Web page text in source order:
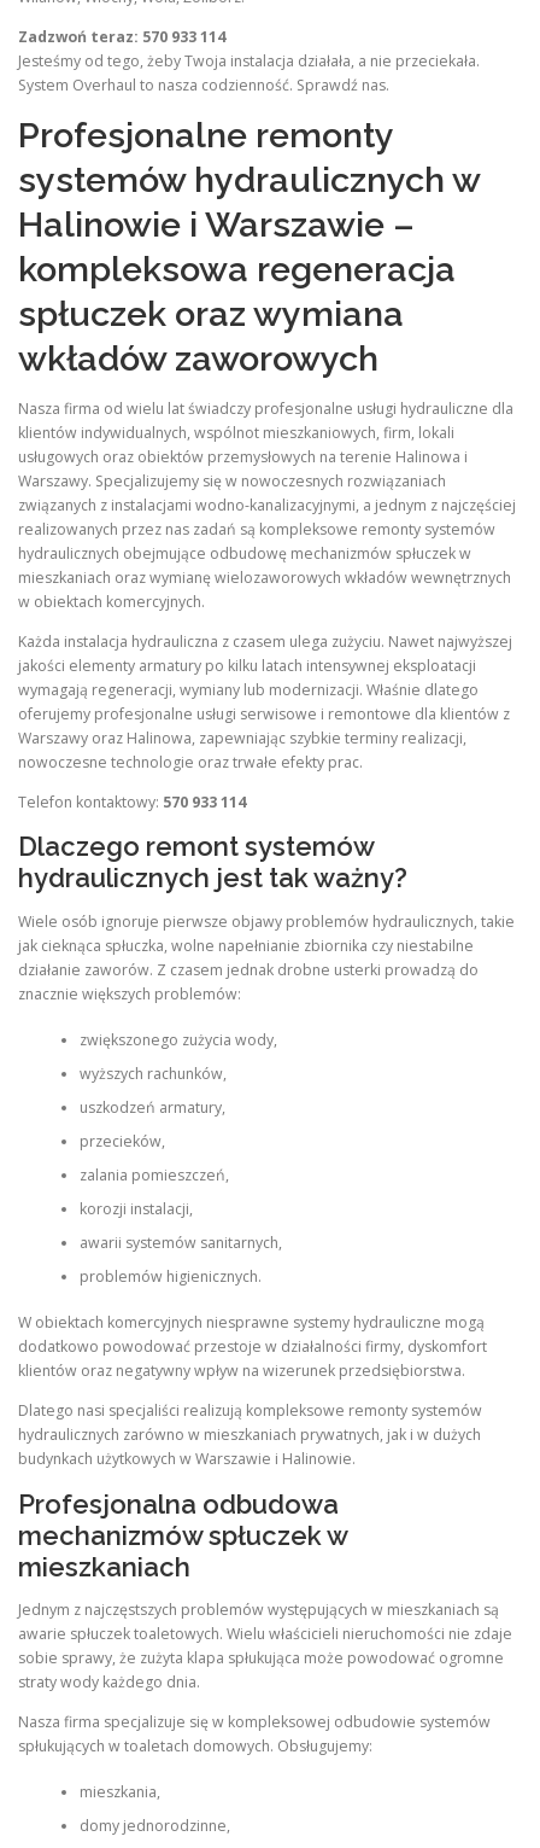
Zadzwoń teraz: 570 933 114
Jesteśmy od tego, żeby Twoja instalacja działała, a nie przeciekała.
System Overhaul to nasza codzienność. Sprawdź nas.
Profesjonalne remonty
systemów hydraulicznych w
Halinowie i Warszawie –
kompleksowa regeneracja
spłuczek oraz wymiana
wkładów zaworowych
Nasza firma od wielu lat świadczy profesjonalne usługi hydrauliczne dla
klientów indywidualnych, wspólnot mieszkaniowych, firm, lokali
usługowych oraz obiektów przemysłowych na terenie Halinowa i
Warszawy. Specjalizujemy się w nowoczesnych rozwiązaniach
związanych z instalacjami wodno-kanalizacyjnymi, a jednym z najczęściej
realizowanych przez nas zadań są kompleksowe remonty systemów
hydraulicznych obejmujące odbudowę mechanizmów spłuczek w
mieszkaniach oraz wymianę wielozaworowych wkładów wewnętrznych
w obiektach komercyjnych.
Każda instalacja hydrauliczna z czasem ulega zużyciu. Nawet najwyższej
jakości elementy armatury po kilku latach intensywnej eksploatacji
wymagają regeneracji, wymiany lub modernizacji. Właśnie dlatego
oferujemy profesjonalne usługi serwisowe i remontowe dla klientów z
Warszawy oraz Halinowa, zapewniając szybkie terminy realizacji,
nowoczesne technologie oraz trwałe efekty prac.
Telefon kontaktowy: 570 933 114
Dlaczego remont systemów
hydraulicznych jest tak ważny?
Wiele osób ignoruje pierwsze objawy problemów hydraulicznych, takie
jak cieknąca spłuczka, wolne napełnianie zbiornika czy niestabilne
działanie zaworów. Z czasem jednak drobne usterki prowadzą do
znacznie większych problemów:
zwiększonego zużycia wody,
wyższych rachunków,
uszkodzeń armatury,
przecieków,
zalania pomieszczeń,
korozji instalacji,
awarii systemów sanitarnych,
problemów higienicznych.
W obiektach komercyjnych niesprawne systemy hydrauliczne mogą
dodatkowo powodować przestoje w działalności firmy, dyskomfort
klientów oraz negatywny wpływ na wizerunek przedsiębiorstwa.
Dlatego nasi specjaliści realizują kompleksowe remonty systemów
hydraulicznych zarówno w mieszkaniach prywatnych, jak i w dużych
budynkach użytkowych w Warszawie i Halinowie.
Profesjonalna odbudowa
mechanizmów spłuczek w
mieszkaniach
Jednym z najczęstszych problemów występujących w mieszkaniach są
awarie spłuczek toaletowych. Wielu właścicieli nieruchomości nie zdaje
sobie sprawy, że zużyta klapa spłukująca może powodować ogromne
straty wody każdego dnia.
Nasza firma specjalizuje się w kompleksowej odbudowie systemów
spłukujących w toaletach domowych. Obsługujemy:
mieszkania,
domy jednorodzinne,